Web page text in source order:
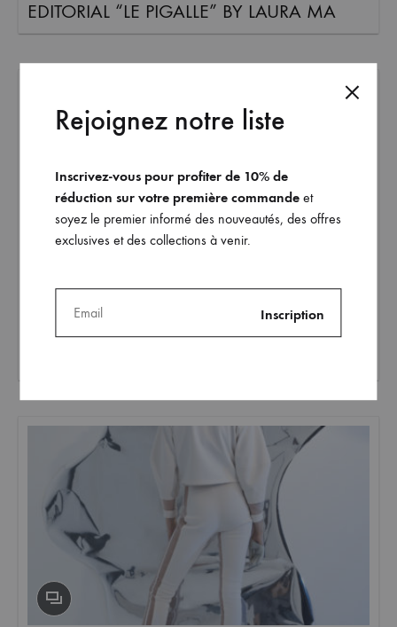
EDITORIAL “LE PIGALLE” BY LAURA MA
Rejoignez notre liste
Inscrivez-vous pour profiter de 10% de
réduction sur votre première commande et
soyez le premier informé des nouveautés, des offres
exclusives et des collections à venir.